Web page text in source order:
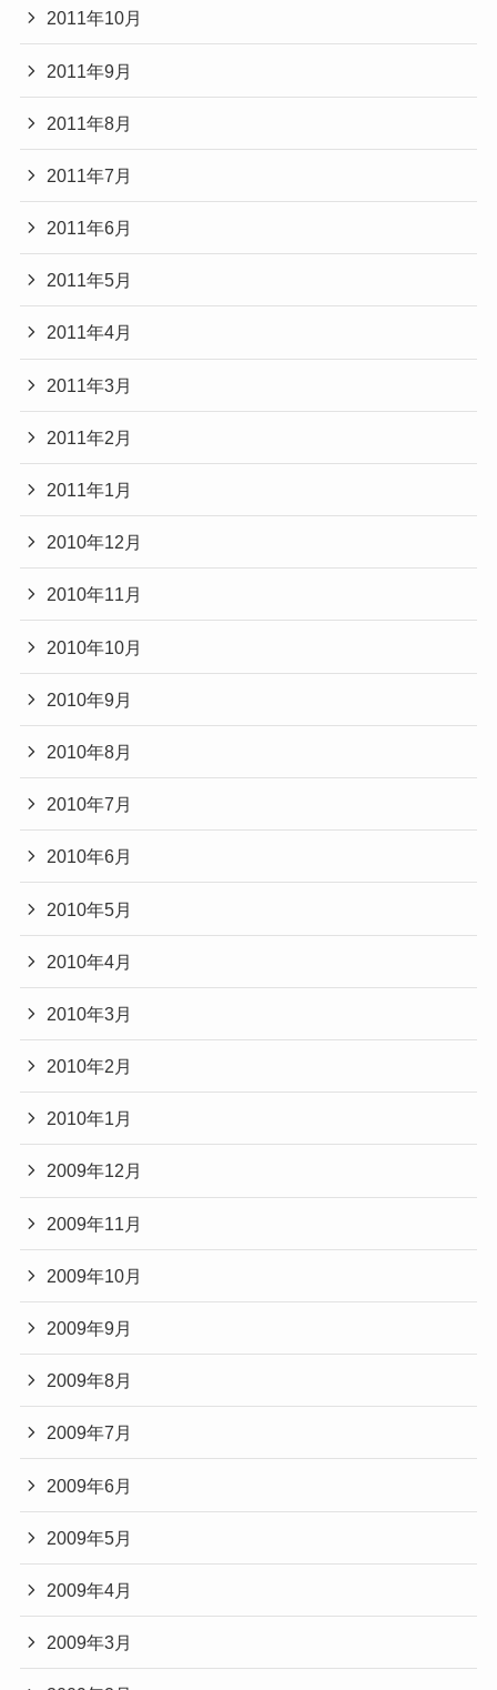
2011年10月
2011年9月
2011年8月
2011年7月
2011年6月
2011年5月
2011年4月
2011年3月
2011年2月
2011年1月
2010年12月
2010年11月
2010年10月
2010年9月
2010年8月
2010年7月
2010年6月
2010年5月
2010年4月
2010年3月
2010年2月
2010年1月
2009年12月
2009年11月
2009年10月
2009年9月
2009年8月
2009年7月
2009年6月
2009年5月
2009年4月
2009年3月